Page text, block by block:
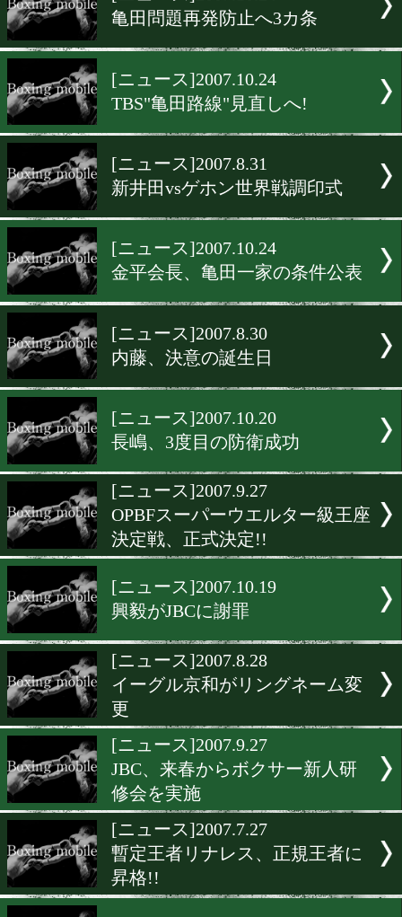
[ニュース]2007.10.26
速報!協栄ジムの処分下る!!
[ニュース]2007.10.25
[ニュース]2007.10.24
亀田問題再発防止へ3カ条
TBS"亀田路線"見直しへ!
[ニュース]2007.8.31
新井田vsゲホン世界戦調印
[ニュース]2007.10.24
金平会長、亀田一家の条件
[ニュース]2007.8.30
内藤、決意の誕生日
[ニュース]2007.10.20
長嶋、3度目の防衛成功
[ニュース]2007.9.27
OPBFスーパーウエルター
決定戦、正式決定!!